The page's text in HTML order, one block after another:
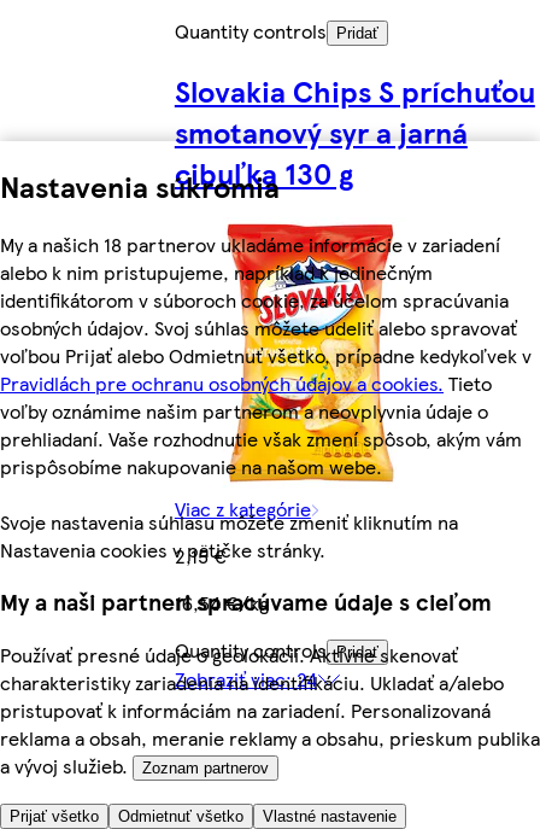
Nastavenia súkromia
My a našich 18 partnerov ukladáme informácie v zariadení
alebo k nim pristupujeme, napríklad k jedinečným
identifikátorom v súboroch cookie, za účelom spracúvania
osobných údajov. Svoj súhlas môžete udeliť alebo spravovať
voľbou Prijať alebo Odmietnuť všetko, prípadne kedykoľvek v
Pravidlách pre ochranu osobných údajov a cookies. Tieto
voľby oznámime našim partnerom a neovplyvnia údaje o
prehliadaní. Vaše rozhodnutie však zmení spôsob, akým vám
prispôsobíme nakupovanie na našom webe.
Svoje nastavenia súhlasu môžete zmeniť kliknutím na
Nastavenia cookies v pätičke stránky.
My a naši partneri spracúvame údaje s cieľom
Používať presné údaje o geolokácii. Aktívne skenovať
charakteristiky zariadenia na identifikáciu. Ukladať a/alebo
pristupovať k informáciám na zariadení. Personalizovaná
reklama a obsah, meranie reklamy a obsahu, prieskum publika
a vývoj služieb.
Zoznam partnerov
Prijať všetko Odmietnuť všetko Vlastné nastavenie
Quantity controls
Pridať
Slovakia Chips S príchuťou
smotanový syr a jarná
cibuľka 130 g
Viac z kategórie
2,15 €
16,54 €/kg
Quantity controls Pridať
Zobraziť viac: 24